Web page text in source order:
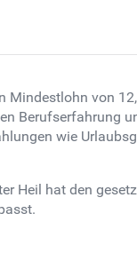
von
Berufserfahrung
wie
Heil hat den